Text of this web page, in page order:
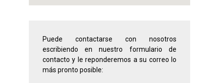
Puede contactarse con nosotros
escribiendo en nuestro formulario de
contacto y le reponderemos a su correo lo
más pronto posible: